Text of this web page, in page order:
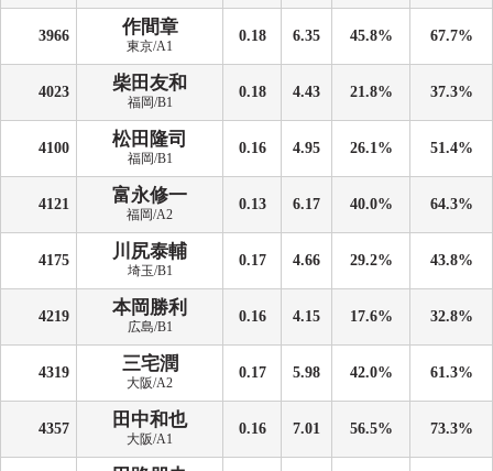
3966 作間章
東京/A1
0.18 6.35 45.8% 67.7%
4023 柴田友和
福岡/B1
0.18 4.43 21.8% 37.3%
4100 松田隆司
福岡/B1
0.16 4.95 26.1% 51.4%
4121 富永修一
福岡/A2
0.13 6.17 40.0% 64.3%
4175 川尻泰輔
埼玉/B1
0.17 4.66 29.2% 43.8%
4219 本岡勝利
広島/B1
0.16 4.15 17.6% 32.8%
4319 三宅潤
大阪/A2
0.17 5.98 42.0% 61.3%
4357 田中和也
大阪/A1
0.16 7.01 56.5% 73.3%